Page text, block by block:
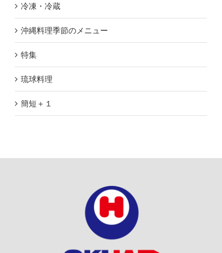
冷凍・冷蔵
沖縄料理季節のメニュー
特集
琉球料理
簡短＋１